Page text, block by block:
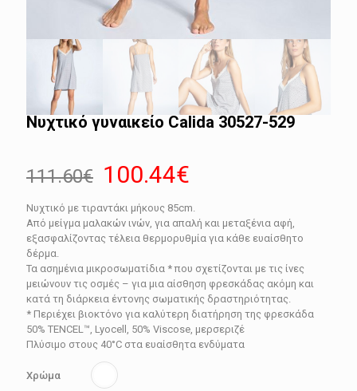
Νυχτικό γυναικείο Calida 30527-529
111.60€ Original
price
was:
111.60€.
100.44€
τιμή
είναι:
100.44€.
Νυχτικό με τιραντάκι μήκους 85cm.
Από μείγμα μαλακών ινών, για απαλή και μεταξένια αφή,
εξασφαλίζοντας τέλεια θερμορυθμία για κάθε ευαίσθητο
δέρμα.
Τα ασημένια μικροσωματίδια * που σχετίζονται με τις ίνες
μειώνουν τις οσμές – για μια αίσθηση φρεσκάδας ακόμη και
κατά τη διάρκεια έντονης σωματικής δραστηριότητας.
* Περιέχει βιοκτόνο για καλύτερη διατήρηση της φρεσκάδα
50% TENCEL™, Lyocell, 50% Viscose, μερσεριζέ
Πλύσιμο στους 40°C στα ευαίσθητα ενδύματα
Χρώμα